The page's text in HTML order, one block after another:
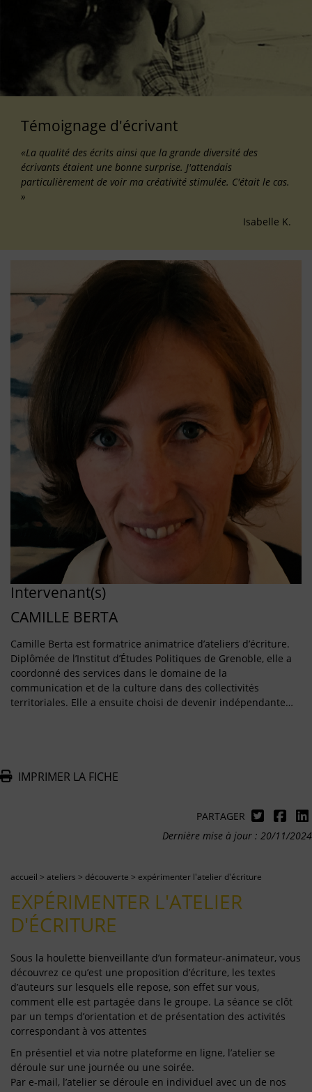
Témoignage d'écrivant
«La qualité des écrits ainsi que la grande diversité des
écrivants étaient une bonne surprise. J'attendais
particulièrement de voir ma créativité stimulée. C'était le cas.
»
Isabelle K.
Intervenant(s)
CAMILLE BERTA
Camille Berta est formatrice animatrice d’ateliers d’écriture.
Diplômée de l’Institut d’Études Politiques de Grenoble, elle a
coordonné des services dans le domaine de la
communication et de la culture dans des collectivités
territoriales. Elle a ensuite choisi de devenir indépendante…
IMPRIMER LA FICHE
PARTAGER
Dernière mise à jour : 20/11/2024
accueil > ateliers > découverte > expérimenter l'atelier d'écriture
EXPÉRIMENTER L'ATELIER
D'ÉCRITURE
Sous la houlette bienveillante d’un formateur-animateur, vous
découvrez ce qu’est une proposition d’écriture, les textes
d’auteurs sur lesquels elle repose, son effet sur vous,
comment elle est partagée dans le groupe. La séance se clôt
par un temps d’orientation et de présentation des activités
correspondant à vos attentes
En présentiel et via notre plateforme en ligne, l’atelier se
déroule sur une journée ou une soirée.
Par e-mail, l’atelier se déroule en individuel avec un de nos